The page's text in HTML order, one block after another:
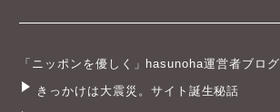
「ニッポンを優しく」hasunoha運営者ブログ
きっかけは大震災。サイト誕生秘話